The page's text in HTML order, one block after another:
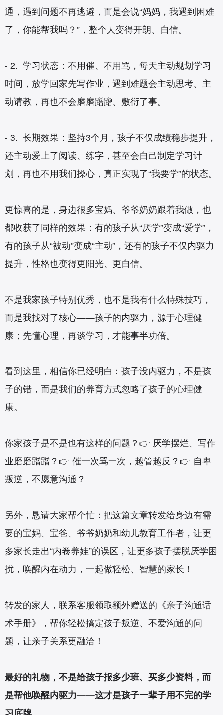
通，遇到问题不再逃避，而是会说“妈妈，我遇到困难
了，你能帮我吗？”，整个人变得开朗、自信。
- 2. 学习状态：不用催、不用骂，每天主动规划学习
时间，放学回家先写作业，遇到难题会主动思考、主
动请教，再也不会磨磨蹭蹭、敷衍了事。
- 3. 长期效果：坚持3个月，孩子不仅成绩稳步提升，
还主动爱上了阅读、练字，甚至会自己制定学习计
划，再也不用我们操心，真正实现了“我要学”的状态。
更惊喜的是，身边很多宝妈、爷爷奶奶跟着我做，也
都收获了同样的效果：有的孩子从“厌学”变成“爱学”，
有的孩子从“被动”变成“主动”，还有的孩子不仅内驱力
提升，性格也变得更阳光、更自信。
不是我家孩子特别优秀，也不是我有什么特殊技巧，
而是我找对了核心——孩子的内驱力，源于心理健
康；先懂心理，再谈学习，才能事半功倍。
看到这里，相信你已经明白：孩子没内驱力，不是孩
子的错，而是我们的养育方式忽略了孩子的心理健
康。
你家孩子是不是也有这样的问题？👉 厌学摆烂、写作
业磨磨蹭蹭？👉 催一次骂一次，越管越反？👉 自卑
叛逆，不愿意沟通？
另外，恳请大家帮个忙：把这篇文章转发给身边有需
要的宝妈、宝爸、爷爷奶奶和幼儿教育工作者，让更
多家长走出“内卷养娃”的误区，让更多孩子摆脱厌学困
扰，唤醒内在动力，一起做轻松、智慧的家长！
转发的家人，联系客服领取额外赠送的《亲子沟通话
术手册》，帮你轻松搞定孩子叛逆、不爱沟通的问
题，让亲子关系更融洽！
最好的礼物，不是给孩子报多少班、买多少资料，而
是帮他唤醒内驱力——这才是孩子一辈子用不完的学
习底牌。